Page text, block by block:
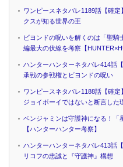
ワンピースネタバレ1189話【確
クスが知る世界の王
ビヨンドの呪いを解くのは「聖
編最大の伏線を考察【
ハンターハンターネタバレ414話
承戦の参戦権とビヨンドの呪い
ワンピースネタバレ1188話【確
ジョイボーイではないと断言した
ベンジャミンは守護神になる！「
【ハンターハンター考察】
ハンターハンターネタバレ413話
リコフの忠誠と『守護神』構想